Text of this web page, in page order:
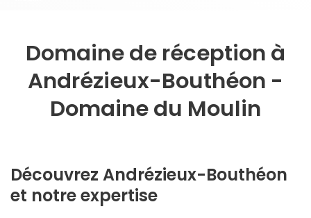
Domaine de réception à
Andrézieux-Bouthéon -
Domaine du Moulin
Découvrez Andrézieux-Bouthéon
et notre expertise